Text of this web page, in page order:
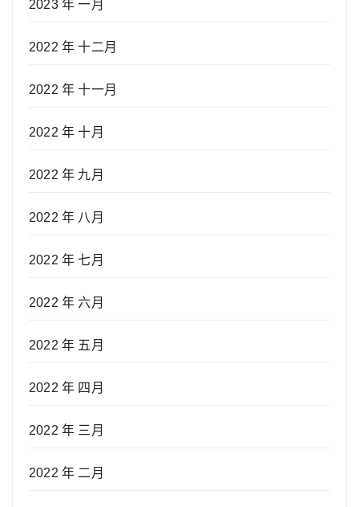
2023 年 一月
2022 年 十二月
2022 年 十一月
2022 年 十月
2022 年 九月
2022 年 八月
2022 年 七月
2022 年 六月
2022 年 五月
2022 年 四月
2022 年 三月
2022 年 二月